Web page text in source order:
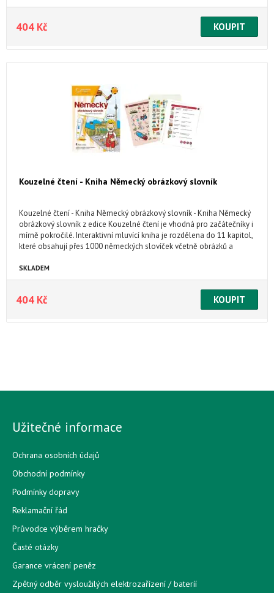
404 Kč
Kouzelné čtení - Kniha Německý obrázkový slovník
Kouzelné čtení - Kniha Německý obrázkový slovník - Kniha Německý
obrázkový slovník z edice Kouzelné čtení je vhodná pro začátečníky i
mírně pokročilé. Interaktivní mluvící kniha je rozdělena do 11 kapitol,
které obsahují přes 1000 německých slovíček včetně obrázků a
SKLADEM
404 Kč
Užitečné informace
Ochrana osobních údajů
Obchodní podmínky
Podmínky dopravy
Reklamační řád
Průvodce výběrem hračky
Časté otázky
Garance vrácení peněz
Zpětný odběr vysloužilých elektrozařízení / bateríí